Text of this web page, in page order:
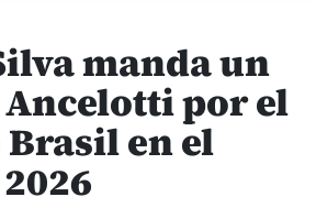
manda un
Ancelotti por el
en el